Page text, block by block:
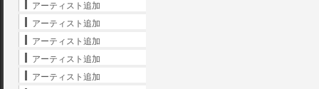
アーティスト追加
アーティスト追加
アーティスト追加
アーティスト追加
アーティスト追加